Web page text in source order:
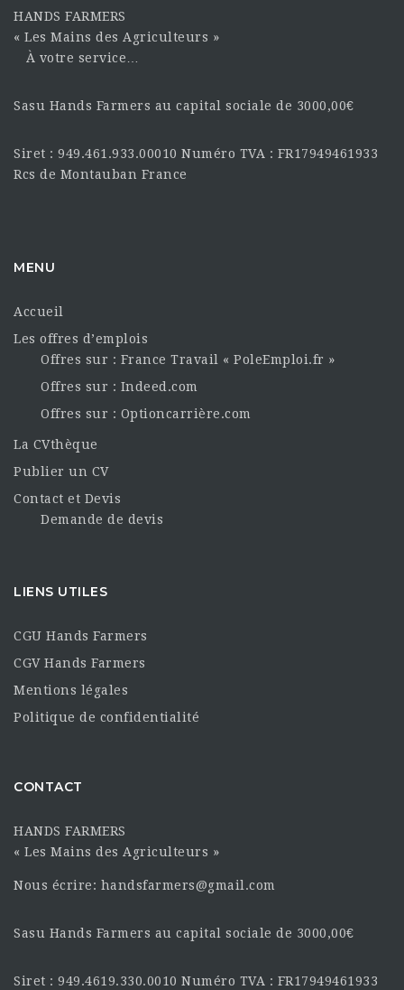
HANDS FARMERS
« Les Mains des Agriculteurs »
À votre service…
Sasu Hands Farmers au capital sociale de 3000,00€
Siret : 949.461.933.00010 Numéro TVA : FR17949461933
Rcs de Montauban France
MENU
Accueil
Les offres d’emplois
Offres sur : France Travail « PoleEmploi.fr »
Offres sur : Indeed.com
Offres sur : Optioncarrière.com
La CVthèque
Publier un CV
Contact et Devis
Demande de devis
LIENS UTILES
CGU Hands Farmers
CGV Hands Farmers
Mentions légales
Politique de confidentialité
CONTACT
HANDS FARMERS
« Les Mains des Agriculteurs »
Nous écrire: handsfarmers@gmail.com
Sasu Hands Farmers au capital sociale de 3000,00€
Siret : 949.4619.330.0010 Numéro TVA : FR17949461933